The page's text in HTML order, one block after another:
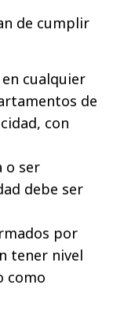
de cumplir
cualquier
de
con
o ser
debe ser
por
tener nivel
como